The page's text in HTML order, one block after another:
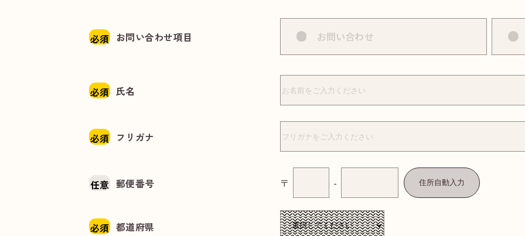
必須 お問い合わせ項目 お問い合わせ
必須 氏名
必須 フリガナ
任意 郵便番号 〒 - 住所自動入力
必須 都道府県